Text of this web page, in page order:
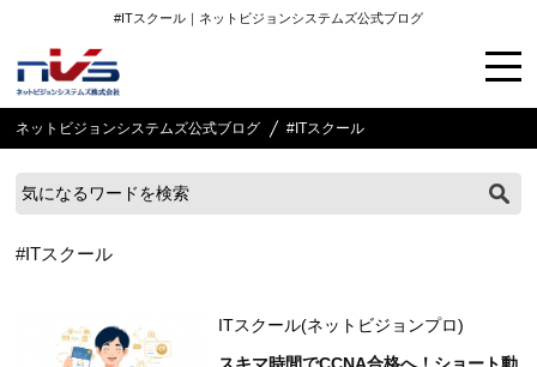
#ITスクール｜ネットビジョンシステムズ公式ブログ
ネットビジョンシステムズ公式ブログ #ITスクール
#ITスクール
ITスクール(ネットビジョンプロ)
スキマ時間でCCNA合格へ！ショート動